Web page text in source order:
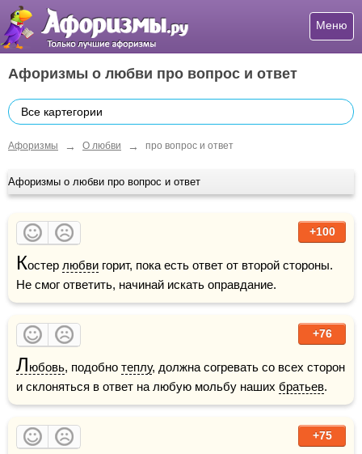
Меню
Афоризмы о любви про вопрос и ответ
Все картегории
Афоризмы → О любви → про вопрос и ответ
Афоризмы о любви про вопрос и ответ
+100
Костер любви горит, пока есть ответ от второй стороны.
Не смог ответить, начинай искать оправдание.
+76
Любовь, подобно теплу, должна согревать со всех сторон
и склоняться в ответ на любую мольбу наших братьев.
+75